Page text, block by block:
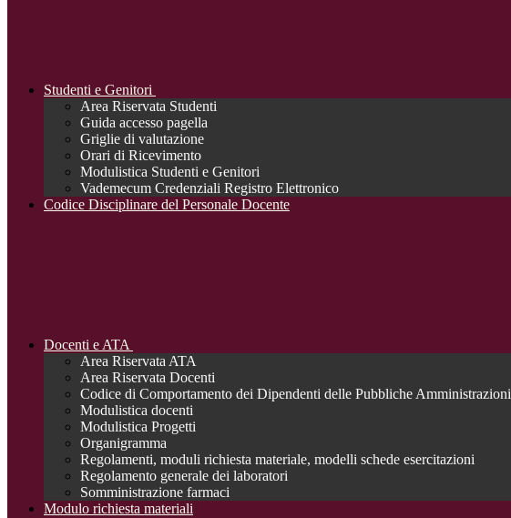
Studenti e Genitori
Area Riservata Studenti
Guida accesso pagella
Griglie di valutazione
Orari di Ricevimento
Modulistica Studenti e Genitori
Vademecum Credenziali Registro Elettronico
Codice Disciplinare del Personale Docente
Docenti e ATA
Area Riservata ATA
Area Riservata Docenti
Codice di Comportamento dei Dipendenti delle Pubbliche Amministrazioni
Modulistica docenti
Modulistica Progetti
Organigramma
Regolamenti, moduli richiesta materiale, modelli schede esercitazioni
Regolamento generale dei laboratori
Somministrazione farmaci
Modulo richiesta materiali